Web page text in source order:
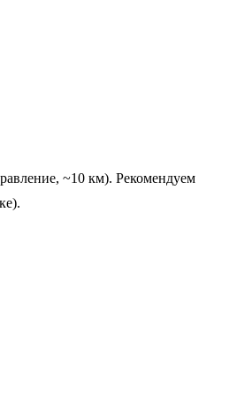
~10 км). Рекомендуем